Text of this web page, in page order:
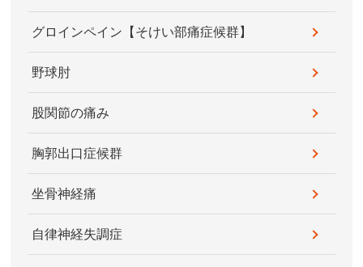
グロインペイン【そけい部痛症候群】
野球肘
股関節の痛み
胸郭出口症候群
坐骨神経痛
自律神経失調症